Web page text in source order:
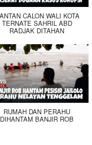
CALON WALI KOTA
TERNATE SAHRIL ABD
RADJAK DITAHAN
RUMAH DAN PERAHU
DIHANTAM BANJIR ROB